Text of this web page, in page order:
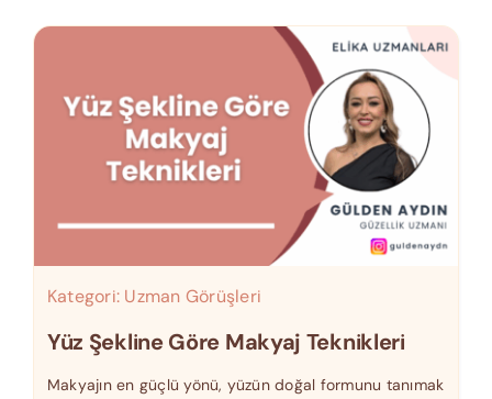
Kategori: Uzman Görüşleri
Yüz Şekline Göre Makyaj Teknikleri
Makyajın en güçlü yönü, yüzün doğal formunu tanımak